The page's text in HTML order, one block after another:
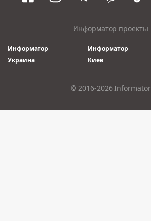
Информатор проекты
Информатор
Украина
Информатор
Киев
© 2016-2026 Informator